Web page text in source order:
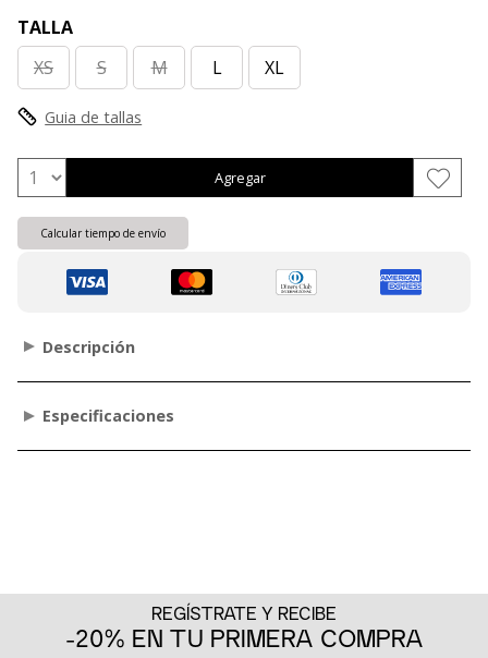
TALLA
XS
S M L XL
Guia de tallas
Agregar
Calcular tiempo de envío
Descripción
Especificaciones
REGÍSTRATE Y RECIBE
-20% EN TU PRIMERA COMPRA